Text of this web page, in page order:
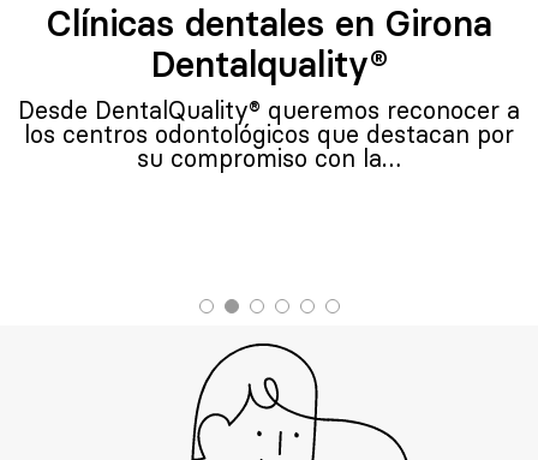
Clínicas dentales en Girona
Dentalquality®
Desde DentalQuality® queremos reconocer a
los centros odontológicos que destacan por
su compromiso con la…